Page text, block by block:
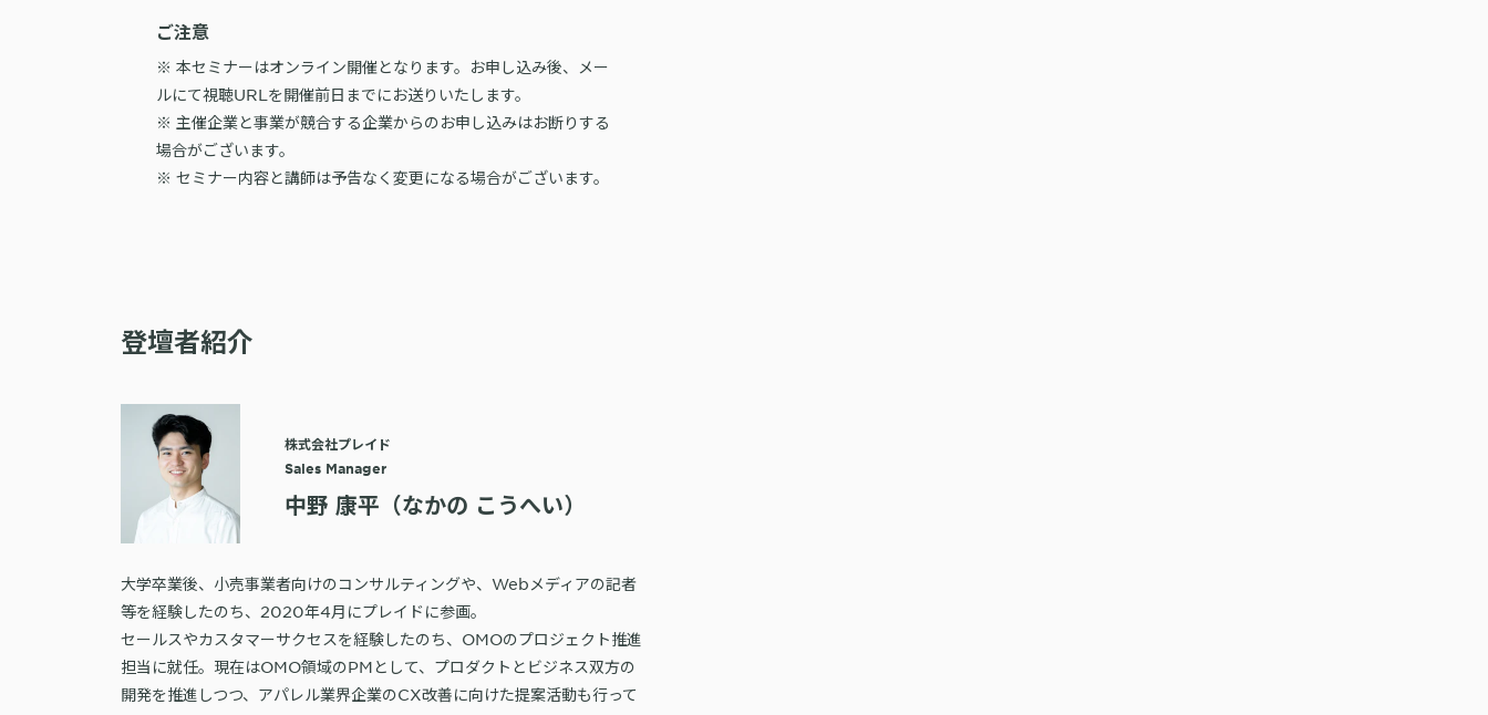
ご注意
※ 本セミナーはオンライン開催となります。お申し込み後、メー
ルにて視聴URLを開催前日までにお送りいたします。
※ 主催企業と事業が競合する企業からのお申し込みはお断りする
場合がございます。
※ セミナー内容と講師は予告なく変更になる場合がございます。
登壇者紹介
株式会社プレイド
Sales Manager
中野 康平（なかの こうへい）
大学卒業後、小売事業者向けのコンサルティングや、Webメディアの記者
等を経験したのち、2020年4月にプレイドに参画。
セールスやカスタマーサクセスを経験したのち、OMOのプロジェクト推進
担当に就任。現在はOMO領域のPMとして、プロダクトとビジネス双方の
開発を推進しつつ、アパレル業界企業のCX改善に向けた提案活動も行って